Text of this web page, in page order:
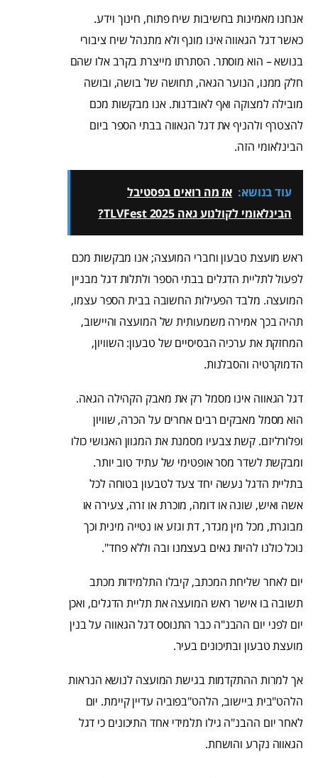
אנחנו מאמינות בחשיבות שיח פתוח, חינוך וידע.
כאשר דגל הגאווה אינו מונף ולא מתנהל שיח ציבורי
בנושא – הוא מוסתר. הסתרתו מייצרת בקרב אלו שהם
חלק ממנו, הנוער הגאה, תחושה של בושה, ובושה
מובילה למצוקה ואף לאובדנות. אנו מבקשות מכם
להצטרף ולהניף את דגל הגאווה בבתי הספר ביום
הבינלאומי הזה.
עוד בנושא: אז מה רואים בפסטיבל
הבינלאומי לקולנוע גאה TLVFest 2025?
ראש מועצת טבעון וחברי המועצה; אנו מבקשות מכם
לפעול לתליית הדגלים בבתי הספר ולתלות דגל מבניין
המועצה. מלבד הפעילות החשובה בבית הספר עצמו,
תהיה בכך אמירה משמעותית של המועצה והיישוב,
המחזקת את ערכיה הבסיסיים של טבעון: השוויון,
הדמוקרטיה והסבלנות.
דגל הגאווה אינו מסמל רק את מאבק הקהילה הגאה.
הוא מסמל מאבקים רבים אחרים על הכרה, שוויון
ופלורליזם. קשת צבעיו מסמנת את המגוון האנושי כולו
ומבקשת לשדר מסר אופטימי של עתיד טוב יותר.
בתליית הדגל נעשה יחד צעד לטבעון בטוחה לכל
אשה ואיש, שונה או דומה, מוכרת או זרה, צעירה או
מבוגרת, מכל מין מגדר, דת וגזע או נטייה מינית וכך
נוכל כולנו להיות גאים בעצמנו ובה וללא פחד".
יום לאחר שליחת המכתב, קיבלו התלמידות מכתב
תשובה בו אישר ראש המועצה את תליית הדגלים, ואכן
יום לפני יום ההבנ"ה כבר התנוסס דגל הגאווה על בנין
מועצת טבעון ובתיכונים בעיר.
אך למרות ההתקדמות בגישת המועצה לנושא הנראות
הלהט"בית ביישוב, הלהט"בפוביה עדיין קיימת. יום
לאחר יום ההבנ"ה גילו תלמידי אחד התיכונים כי דגל
הגאווה נקרע והושחת.